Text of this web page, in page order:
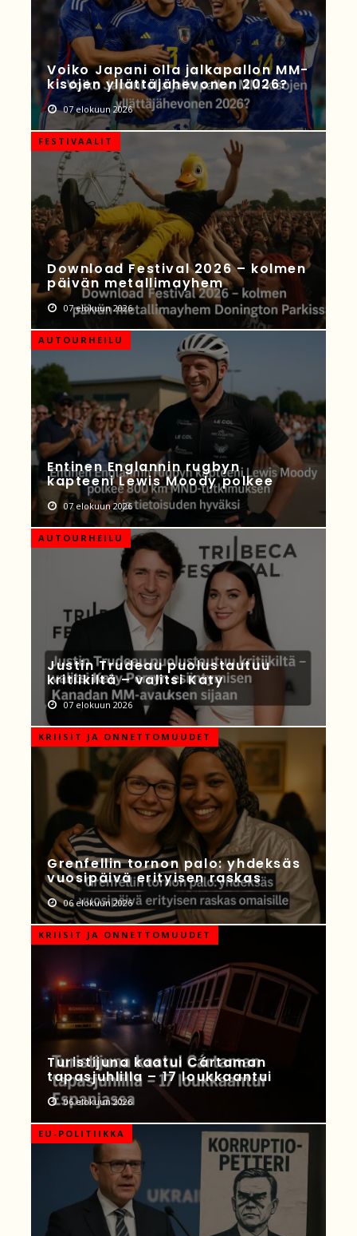
Voiko Japani olla jalkapallon MM-
kisojen yllättäjähevonen 2026?
07 elokuun 2026
FESTIVAALIT
Download Festival 2026 – kolmen
päivän metallimayhem
07 elokuun 2026
AUTOURHEILU
Entinen Englannin rugbyn
kapteeni Lewis Moody polkee
07 elokuun 2026
AUTOURHEILU
Justin Trudeau puolustautuu
kritiikiltä – valitsi Katy
07 elokuun 2026
KRIISIT JA ONNETTOMUUDET
Grenfellin tornon palo: yhdeksäs
vuosipäivä erityisen raskas
06 elokuun 2026
KRIISIT JA ONNETTOMUUDET
Turistijuna kaatui Cártaman
tapasjuhlilla – 17 loukkaantui
06 elokuun 2026
EU-POLITIIKKA